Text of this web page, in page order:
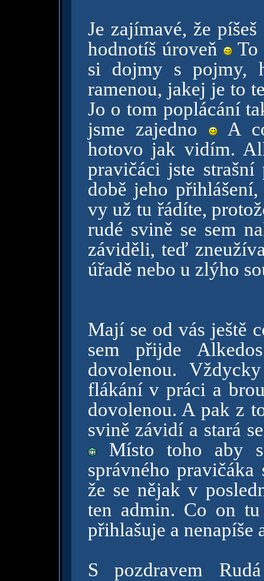
Je zajímavé, že
hodnotíš úroveň
To
si dojmy s pojmy,
ramenou, jakej je to
Jo o tom poplácání
jsme zajedno
A
hotovo jak vidím.
pravičáci jste
době jeho
vy už tu řádíte,
rudé svině se sem
záviděli, teď
úřadě nebo u zlýho
Mají se od vás ještě
sem přijde
dovolenou.
flákání v práci a
dovolenou. A pak z
svině závidí a stará
Místo toho aby
správného
že se nějak v
ten admin. Co on
přihlašuje a
S pozdravem